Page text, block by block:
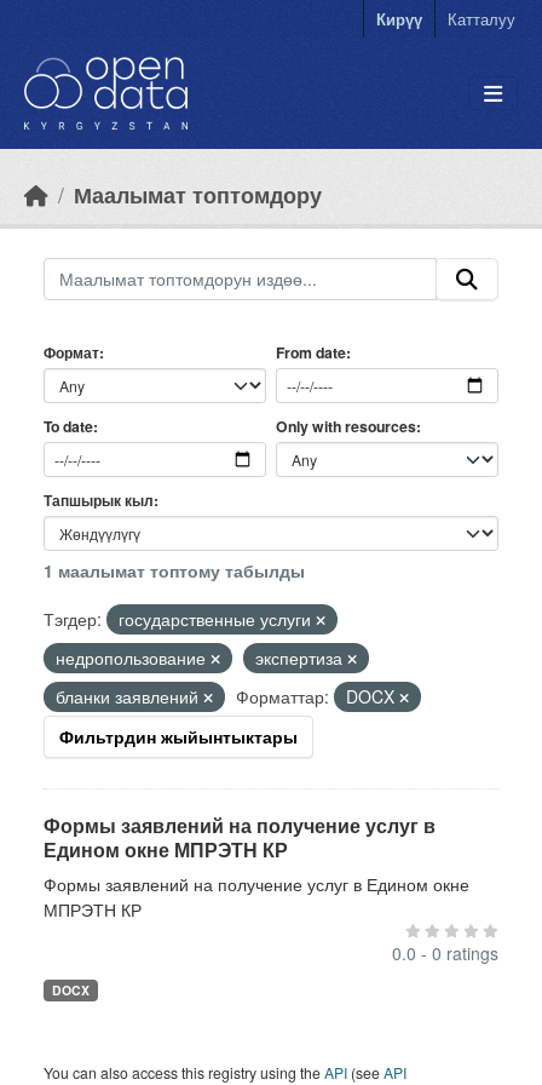
Кирүү Катталуу
Маалымат топтомдору
Формат From date
To date Only with resources
Тапшырык кыл
1 маалымат топтому табылды
Тэгдер:
государственные услуги
недропользование
экспертиза
бланки заявлений
Форматтар:
DOCX
Фильтрдин жыйынтыктары
Формы заявлений на получение услуг в
Едином окне МПРЭТН КР
Формы заявлений на получение услуг в Едином окне
МПРЭТН КР
0.0 - 0 ratings
DOCX
You can also access this registry using theAPI (seeAPI